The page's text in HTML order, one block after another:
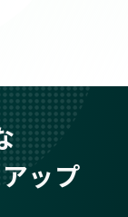
ップ